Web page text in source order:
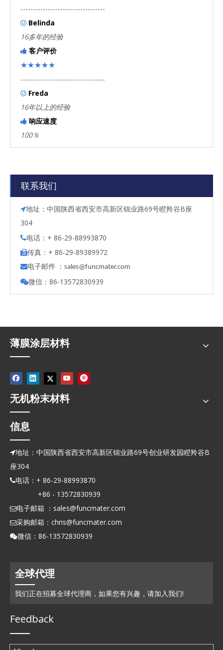
----------------------------------
 Belinda
16多年的经验
 客户评价
★★★★★
----------------------------------
 Freda
16年以上的经验
 响应速度
100％
联系我们
地址：中国陕西省西安市高新区锦业路69号瞪羚谷B座
304
电话：+ 86-29-88993870
传真：+ 86-29-89389972
电子邮件 ： sales@funcmater.com
微信：86-13572830939
薄膜涂层材料
无机粉末材料
信息
地址：中国陕西省西安市高新区锦业路69号创业研发园瞪羚谷B
座304
电话：+ 86-29-88993870
+86 - 13572830939
电子邮箱 ： sales@funcmater.com
采购邮箱： chris@funcmater.com
微信：86-13572830939
全球代理
我们正在招募全球代理商，如果您有兴趣，请加入我们!
Feedback